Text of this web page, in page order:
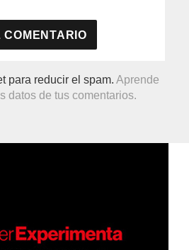
para reducir el spam.Aprende
datos de tus comentarios.